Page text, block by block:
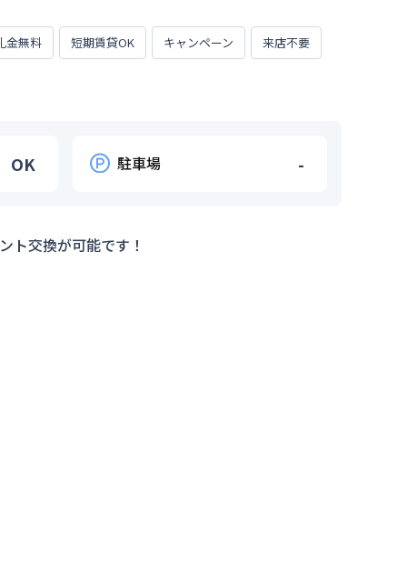
金無料 短期賃貸OK キャンペーン 来店不要
OK 駐車場 -
ト交換が可能です！